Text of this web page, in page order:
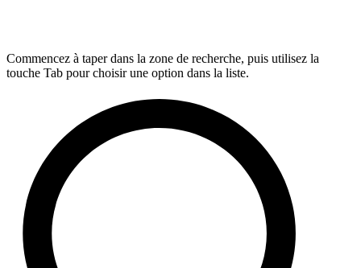
Commencez à taper dans la zone de recherche, puis utilisez la
touche Tab pour choisir une option dans la liste.